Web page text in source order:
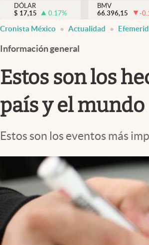
Internacionales
Opinión
Brand Strategy
Vida y estilo
Tv
Espiritualidad
abre en nueva pestaña
DÓLAR
$ 17,15 0.17%
BMV
66.396,15
-
Cronista México Actualidad
Información general
Estos son los
país y el mundo
Estos son los eventos más